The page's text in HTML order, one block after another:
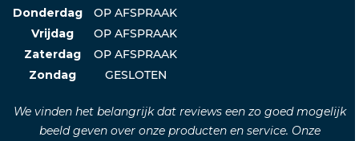
Donderdag
OP AFSPRAAK
Vrijdag
OP AFSPRAAK
Zaterdag
OP AFSPRAAK
Zondag
GESLOTEN
We vinden het belangrijk dat reviews een zo goed mogelijk
beeld geven over onze producten en service. Onze